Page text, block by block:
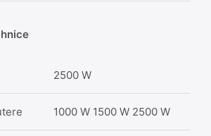
2500 W
1000 W 1500 W 2500 W